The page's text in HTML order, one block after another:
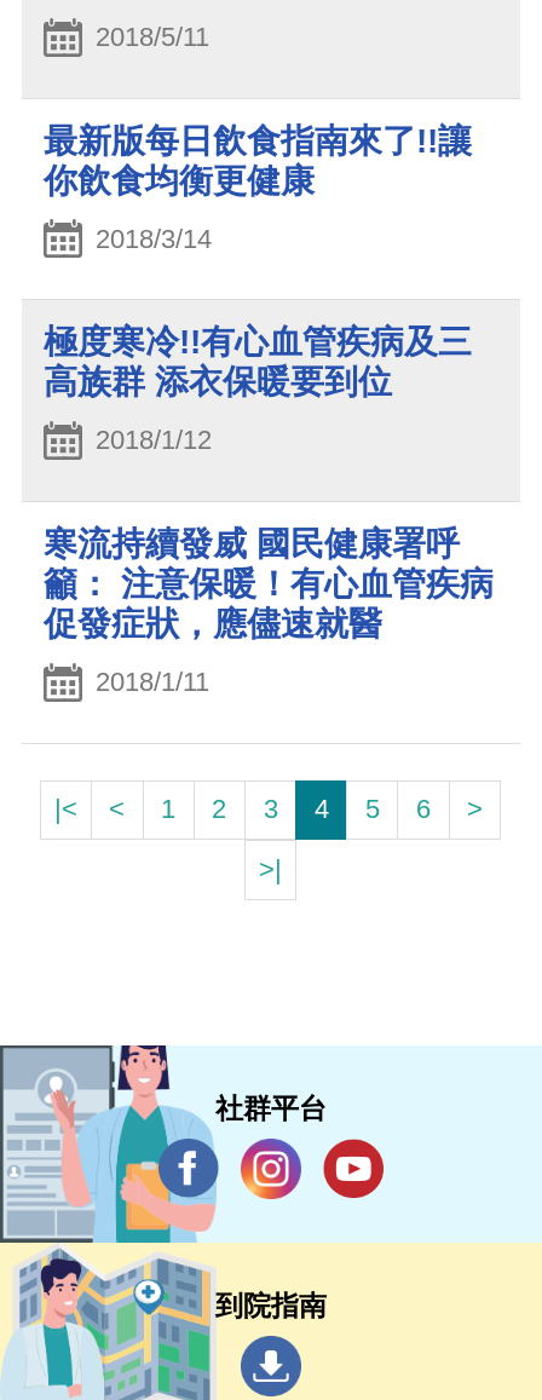
2018/5/11
最新版每日飲食指南來了!!讓
你飲食均衡更健康
2018/3/14
極度寒冷!!有心血管疾病及三
高族群 添衣保暖要到位
2018/1/12
寒流持續發威 國民健康署呼
籲： 注意保暖！有心血管疾病
促發症狀，應儘速就醫
2018/1/11
|< < 1 2 3 4 5 6
>
>|
社群平台
到院指南